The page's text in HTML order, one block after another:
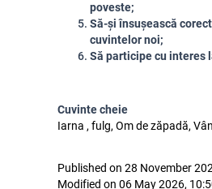
poveste;
Să-și însușească corect
cuvintelor noi;
Să participe cu interes
Cuvinte cheie
Iarna , fulg, Om de zăpadă,
Published on 28 November
Modified on 06 May 2026,